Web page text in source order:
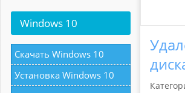
Windows 10
Скачать Windows 10
Установка Windows 10